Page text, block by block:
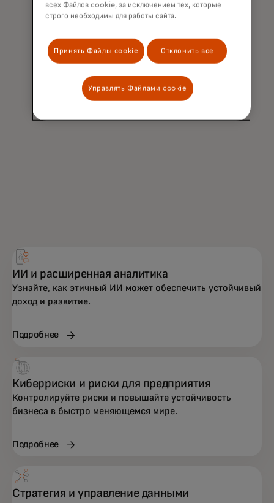
ИИ и расширенная аналитика
Узнайте, как этичный ИИ может обеспечить устойчивый
доход и развитие.
Подробнее
Киберриски и риски для предприятия
Контролируйте риски и повышайте устойчивость
бизнеса в быстро меняющемся мире.
Подробнее
Стратегия и управление данными
всех Файлов cookie, за исключением тех, которые
строго необходимы для работы сайта.
Принять Файлы cookie Отклонить все
Управлять Файлами cookie